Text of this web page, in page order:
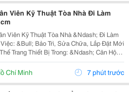
Viên Kỹ Thuật Tòa Nhà Đi Làm
Viên Kỹ Thuật Tòa Nhà &Ndash; Đi Làm
Thiết Bị Trong: &Ndash; Căn Hộ
Sự Cố Phát Sinh...
Chí Minh 7 phút trước